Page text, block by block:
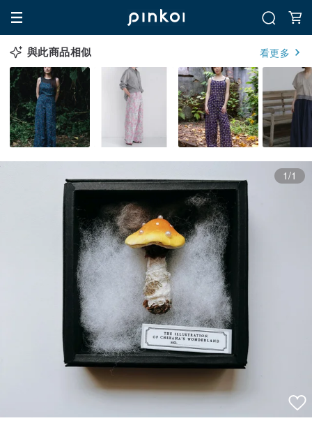
與此商品相似 看更多
1/1